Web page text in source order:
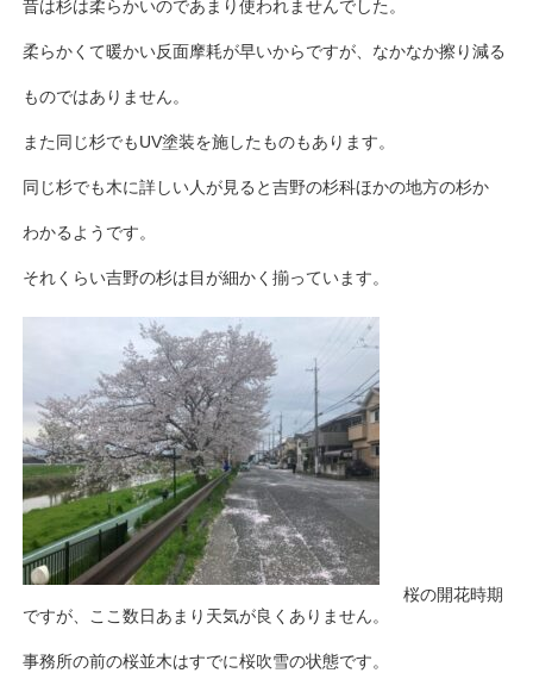
昔は杉は柔らかいのであまり使われませんでした。
柔らかくて暖かい反面摩耗が早いからですが、なかなか擦り減る
ものではありません。
また同じ杉でもUV塗装を施したものもあります。
同じ杉でも木に詳しい人が見ると吉野の杉科ほかの地方の杉か
わかるようです。
それくらい吉野の杉は目が細かく揃っています。
桜の開花時期
ですが、ここ数日あまり天気が良くありません。
事務所の前の桜並木はすでに桜吹雪の状態です。